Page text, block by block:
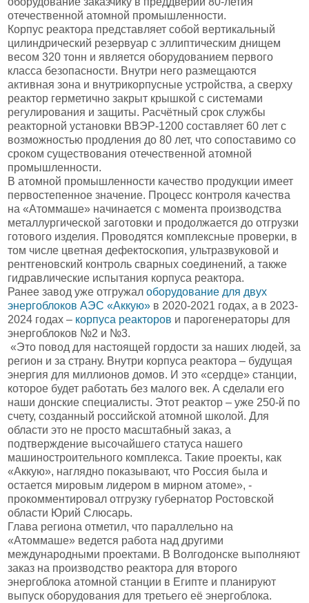
отечественной атомной промышленности.
Корпус реактора представляет собой вертикальный
цилиндрический резервуар с эллиптическим днищем
весом 320 тонн и является оборудованием первого
класса безопасности. Внутри него размещаются
активная зона и внутрикорпусные устройства, а сверху
реактор герметично закрыт крышкой с системами
регулирования и защиты. Расчётный срок службы
реакторной установки ВВЭР-1200 составляет 60 лет с
возможностью продления до 80 лет, что сопоставимо со
сроком существования отечественной атомной
промышленности.
В атомной промышленности качество продукции имеет
первостепенное значение. Процесс контроля качества
на «Атоммаше» начинается с момента производства
металлургической заготовки и продолжается до отгрузки
готового изделия. Проводятся комплексные проверки, в
том числе цветная дефектоскопия, ультразвуковой и
рентгеновский контроль сварных соединений, а также
гидравлические испытания корпуса реактора.
Ранее завод уже отгружал оборудование для двух
энергоблоков АЭС «Аккую» в 2020-2021 годах, а в 2023-
2024 годах – корпуса реакторов и парогенераторы для
энергоблоков №2 и №3.
«Это повод для настоящей гордости за наших людей, за
регион и за страну. Внутри корпуса реактора – будущая
энергия для миллионов домов. И это «сердце» станции,
которое будет работать без малого век. А сделали его
наши донские специалисты. Этот реактор – уже 250-й по
счету, созданный российской атомной школой. Для
области это не просто масштабный заказ, а
подтверждение высочайшего статуса нашего
машиностроительного комплекса. Такие проекты, как
«Аккую», наглядно показывают, что Россия была и
остается мировым лидером в мирном атоме», -
прокомментировал отгрузку губернатор Ростовской
области Юрий Слюсарь.
Глава региона отметил, что параллельно на
«Атоммаше» ведется работа над другими
международными проектами. В Волгодонске выполняют
заказ на производство реактора для второго
энергоблока атомной станции в Египте и планируют
выпуск оборудования для третьего её энергоблока.